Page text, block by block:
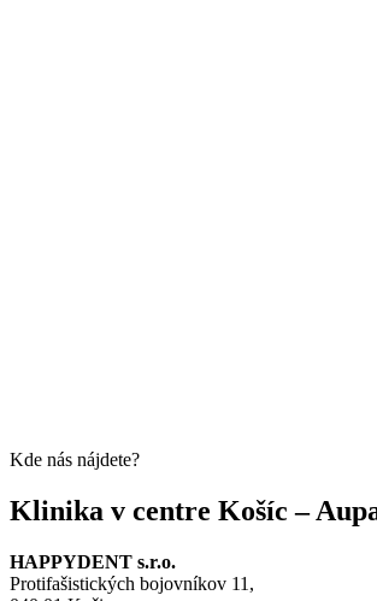
Kde nás nájdete?
Klinika v centre Košíc –
HAPPYDENT s.r.o.
Protifašistických bojovníkov 11,